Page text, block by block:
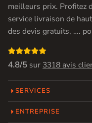
meilleurs prix. Profitez
service livraison de
des devis gratuits, ….

4.8/5 sur 3318 avis
SERVICES
ENTREPRISE